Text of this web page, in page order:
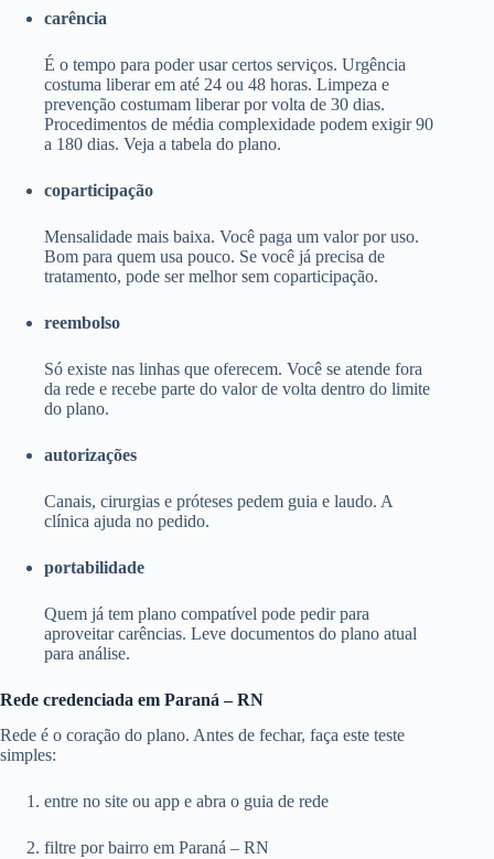
carência
É o tempo para poder usar certos serviços. Urgência
costuma liberar em até 24 ou 48 horas. Limpeza e
prevenção costumam liberar por volta de 30 dias.
Procedimentos de média complexidade podem exigir 90
a 180 dias. Veja a tabela do plano.
coparticipação
Mensalidade mais baixa. Você paga um valor por uso.
Bom para quem usa pouco. Se você já precisa de
tratamento, pode ser melhor sem coparticipação.
reembolso
Só existe nas linhas que oferecem. Você se atende fora
da rede e recebe parte do valor de volta dentro do limite
do plano.
autorizações
Canais, cirurgias e próteses pedem guia e laudo. A
clínica ajuda no pedido.
portabilidade
Quem já tem plano compatível pode pedir para
aproveitar carências. Leve documentos do plano atual
para análise.
Rede credenciada em Paraná – RN
Rede é o coração do plano. Antes de fechar, faça este teste
simples:
entre no site ou app e abra o guia de rede
filtre por bairro em Paraná – RN